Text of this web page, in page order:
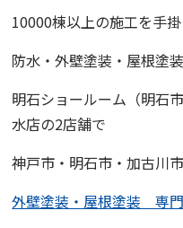
10000棟以上の施工を手
防水・外壁塗装・屋根塗
明石ショールーム （明石
水店の2店舗で
神戸市・明石市・加古川
外壁塗装・屋根塗装 専